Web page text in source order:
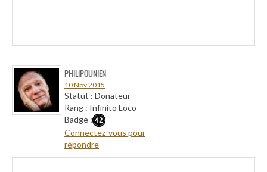
PHILIPOUNIEN
10 Nov 2015
Statut : Donateur
Rang : Infinito Loco
Badge :
Connectez-vous pour
répondre